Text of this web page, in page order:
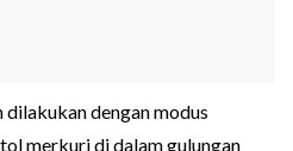
dengan modus
merkuri di dalam gulungan